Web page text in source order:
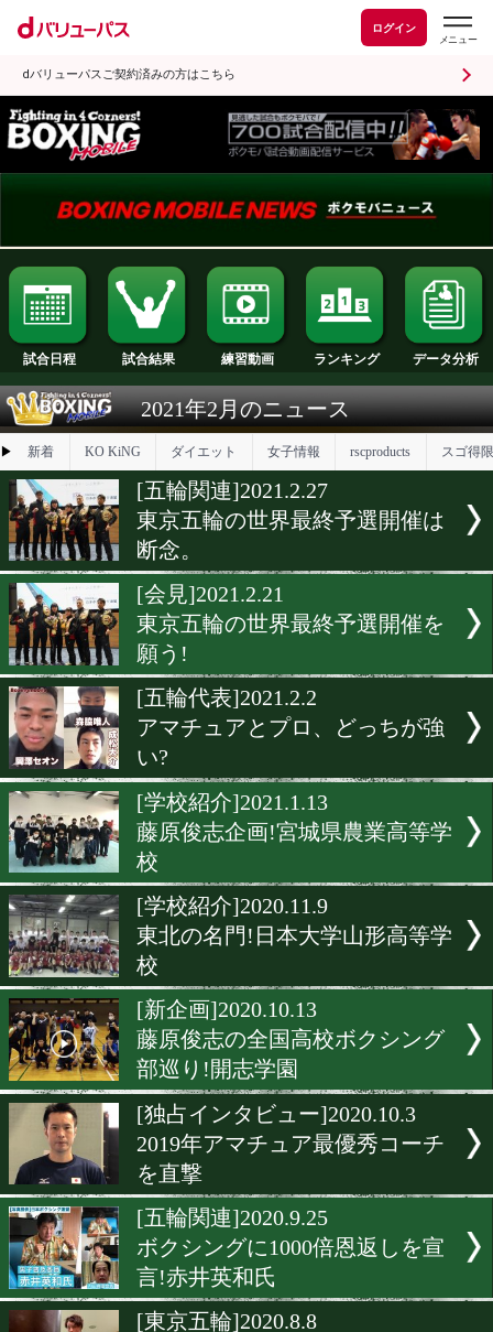
ログイン
dバリューパスご契約済みの方はこちら
試合日程 試合結果 練習動画 ランキング
2021年2月のニュース
▶ 新着 KO KiNG
[五輪関連]2021.2.27
東京五輪の世界最終予選開
断念。
[会見]2021.2.21
東京五輪の世界最終予選開
願う!
[五輪代表]2021.2.2
アマチュアとプロ、どっち
い?
藤原俊志企画!宮城県農業
校
[学校紹介]2020.11.9
東北の名門!日本大学山形
校
[新企画]2020.10.13
藤原俊志の全国高校ボクシ
部巡り!開志学園